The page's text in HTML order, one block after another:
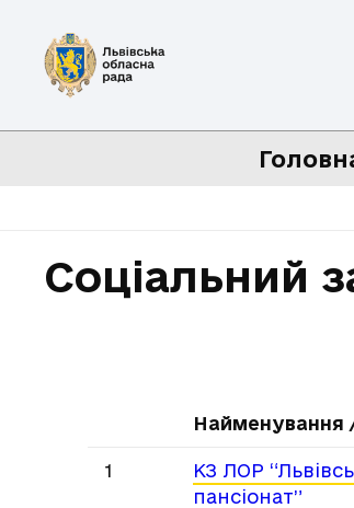
Соціальний
Найменування
1
КЗ ЛОР
пансіонат”